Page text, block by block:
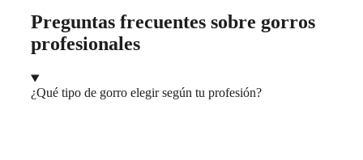
Preguntas frecuentes sobre gorros
profesionales
¿Qué tipo de gorro elegir según tu profesión?